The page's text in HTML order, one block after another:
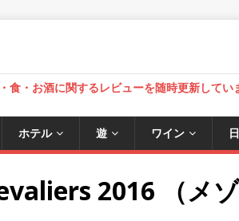
食・お酒に関するレビューを随時更新してい
ホテル 遊 ワイン
2016 （メ